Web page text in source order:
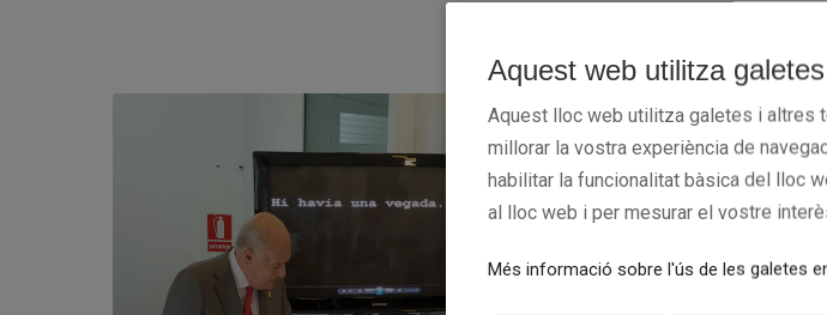
Aquest web utilitza
Aquest lloc web utilitza galetes i altres
millorar la vostra experiència de
habilitar la funcionalitat bàsica del lloc
al lloc web i per mesurar el vostre
Més informació sobre l'ús de les galetes